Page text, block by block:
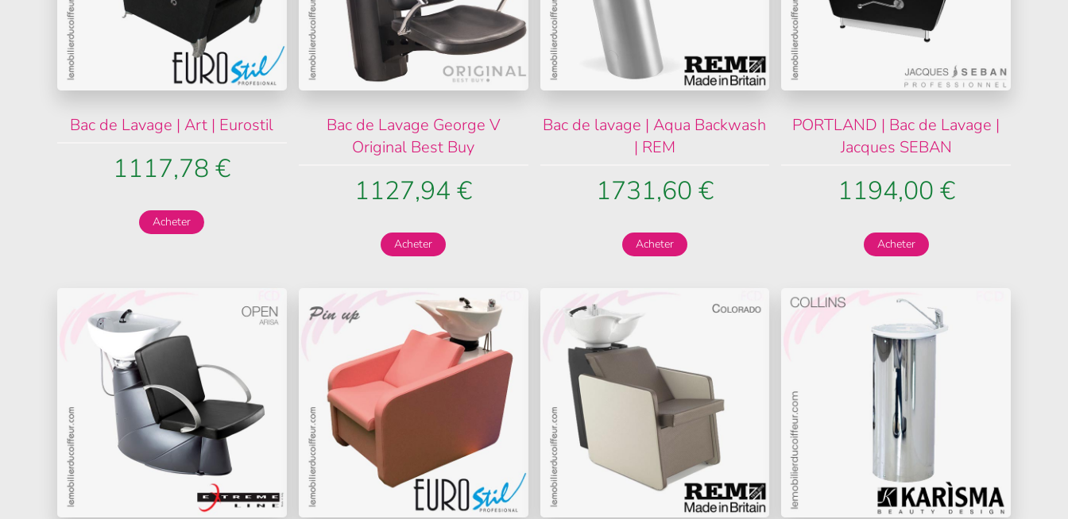
Bac de Lavage | Art | Eurostil
1117,78 €
Acheter
Bac de Lavage George V
Original Best Buy
1127,94 €
Acheter
Bac de lavage | Aqua Backwash
| REM
1731,60 €
Acheter
PORTLAND | Bac de Lavage |
Jacques SEBAN
1194,00 €
Acheter